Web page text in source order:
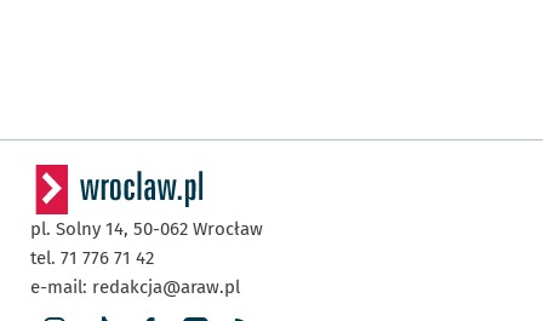
pl. Solny 14, 50-062 Wrocław
tel. 71 776 71 42
e-mail: redakcja@araw.pl